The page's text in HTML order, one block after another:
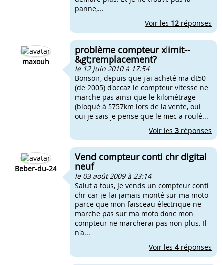
panne,...
Voir les 12 réponses
maxouh
problème compteur xlimit--
&gt;remplacement?
le 12 juin 2010 à 17:54
Bonsoir, depuis que j'ai acheté ma dt50
(de 2005) d'occaz le compteur vitesse ne
marche pas ainsi que le kilométrage
(bloqué à 5757km lors de la vente, oui
oui je sais je pense que le mec a roulé...
Voir les 3 réponses
Beber-du-24
Vend compteur conti chr digital
neuf
le 03 août 2009 à 23:14
Salut a tous, Je vends un compteur conti
chr car je l'ai jamais monté sur ma moto
parce que mon faisceau électrique ne
marche pas sur ma moto donc mon
compteur ne marcherai pas non plus. Il
n'a...
Voir les 4réponses